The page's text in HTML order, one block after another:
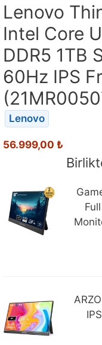
Lenovo
Intel Core
DDR5 1TB
60Hz IPS
Lenovo
56.999,00 ₺